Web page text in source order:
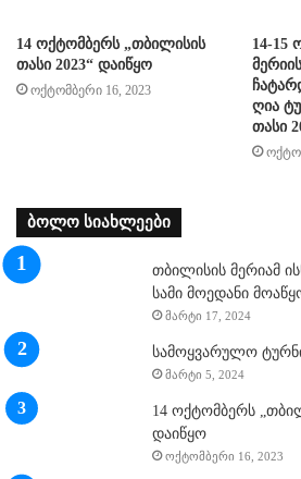
14 ოქტომბერს „თბილისის
თასი 2023“ დაიწყო
ოქტომბერი 16, 2023
14-15
ღია
თასი
ბოლო სიახლეები
თბილისის მერიამ
სამი მოედანი
მარტი 17, 2024
სამოყვარულო
მარტი 5, 2024
14 ოქტომბერს
დაიწყო
ოქტომბერი 16, 2023